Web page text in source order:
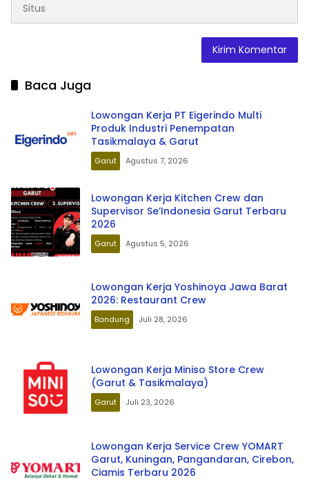
Baca Juga
Lowongan Kerja PT Eigerindo Multi
Produk Industri Penempatan
Tasikmalaya & Garut
Garut Agustus 7, 2026
Lowongan Kerja Kitchen Crew dan
Supervisor Se’Indonesia Garut Terbaru
2026
Garut Agustus 5, 2026
Lowongan Kerja Yoshinoya Jawa Barat
2026: Restaurant Crew
Bandung Juli 28, 2026
Lowongan Kerja Miniso Store Crew
(Garut & Tasikmalaya)
Garut Juli 23, 2026
Lowongan Kerja Service Crew YOMART
Garut, Kuningan, Pangandaran, Cirebon,
Ciamis Terbaru 2026